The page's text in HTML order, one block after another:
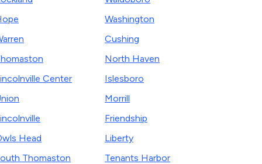
Center
Head
Thomaston
Washington
Cushing
North Haven
Islesboro
Morrill
Friendship
Liberty
Tenants Harbor